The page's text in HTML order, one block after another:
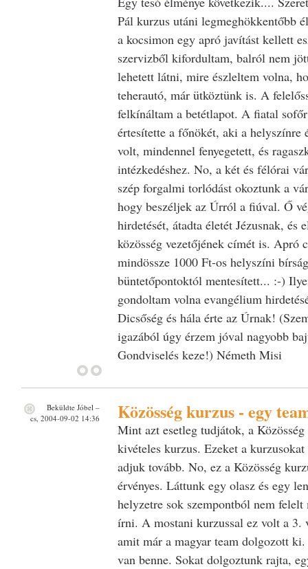
Pál kurzus utáni legmeghökkentőbb
a kocsimon egy apró javítást kellett
szervizből kifordultam, balról nem
lehetett látni, mire észleltem volna,
teherautó, már ütköztünk is. A
felkínáltam a betétlapot. A fiatal
értesítette a főnökét, aki a helyszínre
volt, mindennel fenyegetett, és
intézkedéshez. No, a két és félórai
szép forgalmi torlódást okoztunk a
hogy beszéljek az Úrról a fiúval. Ő
hirdetését, átadta életét Jézusnak, és
közösség vezetőjének címét is. Apró
mindössze 1000 Ft-os helyszíni
büntetőpontoktól mentesített... :-)
gondoltam volna evangélium
Dicsőség és hála érte az Úrnak!
igazából úgy érzem jóval nagyobb
Gondviselés keze!) Németh Misi
Közösség kurzus - egy
Mint azt esetleg tudjátok, a
kivételes kurzus. Ezeket a
adjuk tovább. No, ez a Közösség
érvényes. Láttunk egy olasz és egy
helyzetre sok szempontból nem
írni. A mostani kurzussal ez volt a 3.
amit már a magyar team dolgozott
van benne. Sokat dolgoztunk rajta,
Beküldte Jóbel–
cs, 2004-09-02 14:36